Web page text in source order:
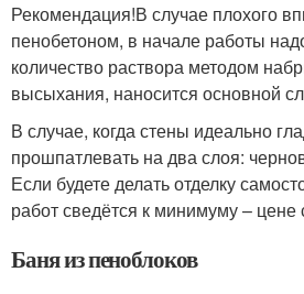
Рекомендация!В случае плохого
пенобетоном, в начале работы
количество раствора методом
высыхания, наносится основной
В случае, когда стены идеально
прошпатлевать на два слоя:
Если будете делать отделку
работ сведётся к минимуму – цене
Баня из пеноблоков